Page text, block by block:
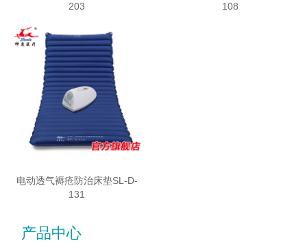
203
108
电动透气褥疮防治床垫SL-D-
131
产品中心